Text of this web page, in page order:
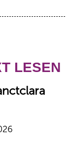
LESEN